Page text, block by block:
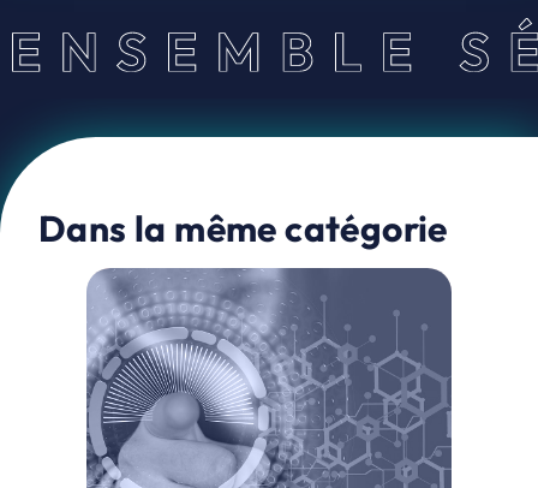
Dans la même catégorie